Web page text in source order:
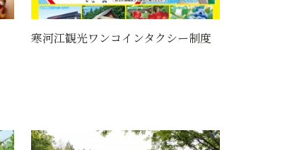
寒河江八幡宮